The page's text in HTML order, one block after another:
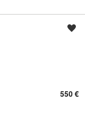
550 €